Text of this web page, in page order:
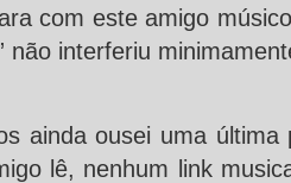
com este amigo
não interferiu
ainda ousei uma última
lê, nenhum link